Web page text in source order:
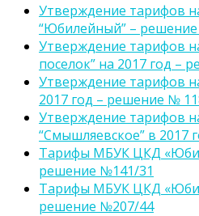
Утверждение тарифов
“Юбилейный” –
Утверждение тарифов
поселок” на 2017 год –
Утверждение тарифов
2017 год – решение №
Утверждение тарифов
“Смышляевское” в 2017
Тарифы МБУК ЦКД
решение №141/31
Тарифы МБУК ЦКД
решение №207/44